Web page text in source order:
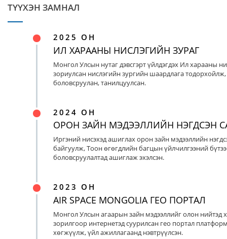
ТҮҮХЭН ЗАМНАЛ
2025 ОН
ИЛ ХАРААНЫ НИСЛЭГИЙН ЗУРАГ
Монгол Улсын нутаг дэвсгэрт үйлдэгдэх Ил харааны
зориулсан нислэгийн зургийн шаардлага тодорхойлж,
боловсруулан, танилцуулсан.
2024 ОН
ОРОН ЗАЙН МЭДЭЭЛЛИЙН НЭГДСЭН
Иргэний нисэхэд ашиглах орон зайн мэдээллийн
байгуулж, Тоон өгөгдлийн багцын үйлчилгээний
боловсруулалтад ашиглаж эхэлсэн.
2023 ОН
AIR SPACE MONGOLIA ГЕО ПОРТАЛ
Монгол Улсын агаарын зайн мэдээллийг олон нийтэд
зорилгоор интернетэд суурилсан гео портал
хөгжүүлж, үйл ажиллагаанд нэвтрүүлсэн.